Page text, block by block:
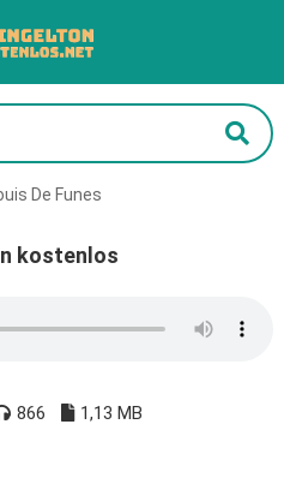
De Funes
kostenlos
866 1,13 MB